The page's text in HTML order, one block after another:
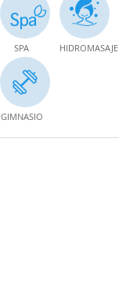
SPA HIDROMASAJE
GIMNASIO